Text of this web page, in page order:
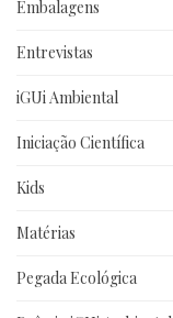
Embalagens
Entrevistas
iGUi Ambiental
Iniciação Científica
Kids
Matérias
Pegada Ecológica